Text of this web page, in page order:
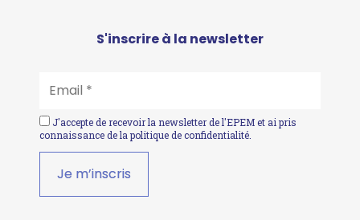
S'inscrire à la newsletter
J'accepte de recevoir la newsletter de l'EPEM et ai pris
connaissance de la politique de confidentialité